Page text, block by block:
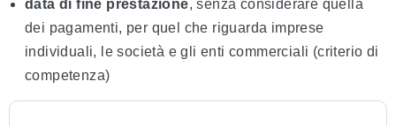
data di fine prestazione, senza considerare quella
dei pagamenti, per quel che riguarda imprese
individuali, le società e gli enti commerciali (criterio di
competenza)